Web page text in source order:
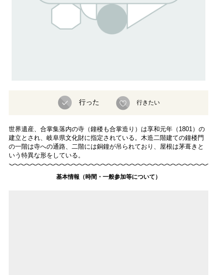
行った 行きたい
世界遺産、合掌集落内の寺（鐘楼も合掌造り）は享和元年（1801）の
建立とされ、岐阜県文化財に指定されている。木造二階建ての鐘楼門
の一階は寺への通路、二階には銅鐘が吊られており、屋根は茅葺きと
いう特異な形をしている。
基本情報（時間・一般参加等について）